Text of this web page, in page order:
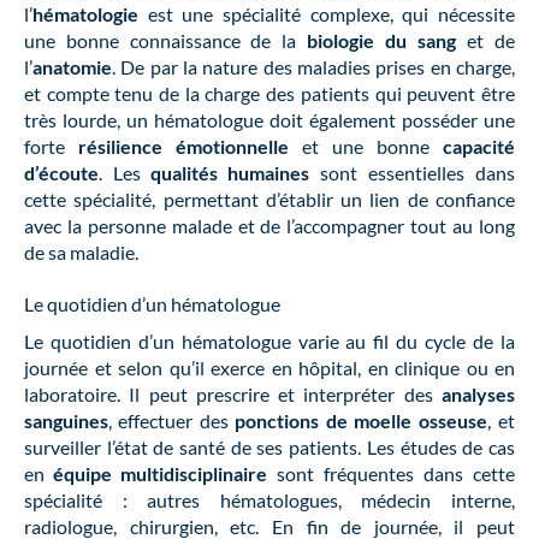
l’hématologie est une spécialité complexe, qui nécessite
une bonne connaissance de la biologie du sanget de
l’anatomie . De par la nature des maladies prises en charge,
et compte tenu de la charge des patients qui peuvent être
très lourde, un hématologue doit également posséder une
forte résilience émotionnelle et une bonne capacité
d’écoute . Les qualités humaines sont essentielles dans
cette spécialité, permettant d’établir un lien de confiance
avec la personne malade et de l’accompagner tout au long
de sa maladie.
Le quotidien d’un hématologue
Le quotidien d’un hématologue varie au fil du cycle de la
journée et selon qu’il exerce en hôpital, en clinique ou en
laboratoire. Il peut prescrire et interpréter des analyses
sanguines , effectuer des ponctions de moelle osseuse , et
surveiller l’état de santé de ses patients. Les études de cas
en équipe multidisciplinaire sont fréquentes dans cette
spécialité : autres hématologues, médecin interne,
radiologue, chirurgien, etc. En fin de journée, il peut